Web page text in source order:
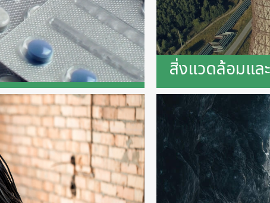
สิ่งแวดล้อมแล